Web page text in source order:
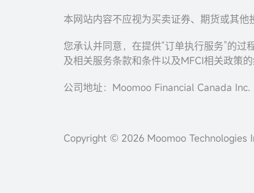
本网站内容不应视为买卖证券、期货或其
您承认并同意，在提供“订单执行服务”的
及相关服务条款和条件以及MFCI相关政策的
公司地址：Moomoo Financial Canada
Copyright © 2026 Moomoo Technologies